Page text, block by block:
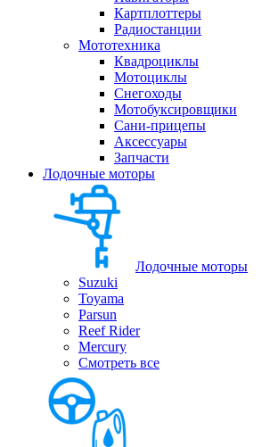
Картплоттеры
Радиостанции
Мототехника
Квадроциклы
Мотоциклы
Снегоходы
Мотобуксировщики
Сани-прицепы
Аксессуары
Запчасти
Лодочные моторы
Лодочные моторы
Suzuki
Toyama
Parsun
Reef Rider
Mercury
Смотреть все